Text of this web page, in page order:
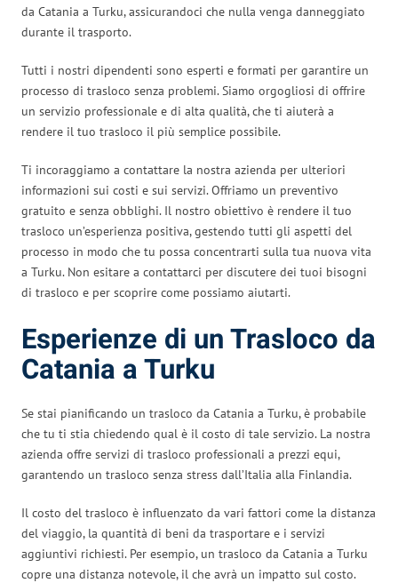
da Catania a Turku, assicurandoci che nulla venga danneggiato
durante il trasporto.
Tutti i nostri dipendenti sono esperti e formati per garantire un
processo di trasloco senza problemi. Siamo orgogliosi di offrire
un servizio professionale e di alta qualità, che ti aiuterà a
rendere il tuo trasloco il più semplice possibile.
Ti incoraggiamo a contattare la nostra azienda per ulteriori
informazioni sui costi e sui servizi. Offriamo un preventivo
gratuito e senza obblighi. Il nostro obiettivo è rendere il tuo
trasloco un’esperienza positiva, gestendo tutti gli aspetti del
processo in modo che tu possa concentrarti sulla tua nuova vita
a Turku. Non esitare a contattarci per discutere dei tuoi bisogni
di trasloco e per scoprire come possiamo aiutarti.
Esperienze di un Trasloco da
Catania a Turku
Se stai pianificando un trasloco da Catania a Turku, è probabile
che tu ti stia chiedendo qual è il costo di tale servizio. La nostra
azienda offre servizi di trasloco professionali a prezzi equi,
garantendo un trasloco senza stress dall’Italia alla Finlandia.
Il costo del trasloco è influenzato da vari fattori come la distanza
del viaggio, la quantità di beni da trasportare e i servizi
aggiuntivi richiesti. Per esempio, un trasloco da Catania a Turku
copre una distanza notevole, il che avrà un impatto sul costo.